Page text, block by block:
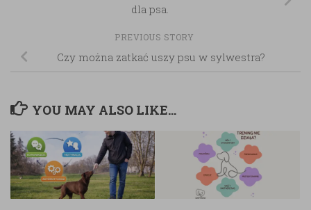
dla psa.
PREVIOUS STORY
Czy można zatkać uszy psu w sylwestra?
YOU MAY ALSO LIKE...